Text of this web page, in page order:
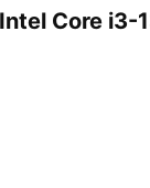
Core i3-